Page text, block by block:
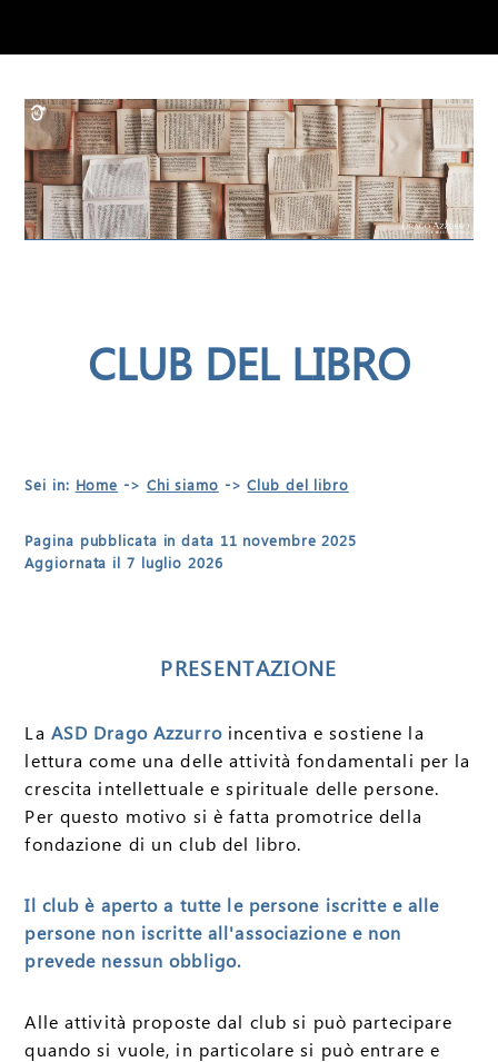
CLUB DEL LIBRO
Sei in: Home -> Chi siamo ->Club del libro
Pagina pubblicata in data 11 novembre 2025
Aggiornata il 7 luglio 2026
PRESENTAZIONE
La ASD Drago Azzurroincentiva e sostiene la
lettura come una delle attività fondamentali per la
crescita intellettuale e spirituale delle persone.
Per questo motivo si è fatta promotrice della
fondazione di un club del libro.
Il club è aperto a tutte le persone iscritte e alle
persone non iscritte all'associazione e non
prevede nessun obbligo.
Alle attività proposte dal club si può partecipare
quando si vuole, in particolare si può entrare e